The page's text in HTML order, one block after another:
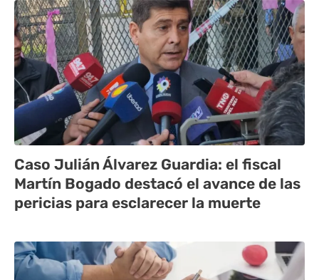
Caso Julián Álvarez Guardia: el fiscal
Martín Bogado destacó el avance de las
pericias para esclarecer la muerte